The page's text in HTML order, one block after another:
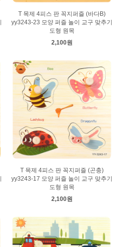
T 목제 4피스 판 꼭지퍼즐 (바다B)
yy3243-23 모양 퍼즐 놀이 교구 맞추기
도형 원목
2,100원
T 목제 4피스 판 꼭지퍼즐 (곤충)
yy3243-17 모양 퍼즐 놀이 교구 맞추기
도형 원목
2,100원